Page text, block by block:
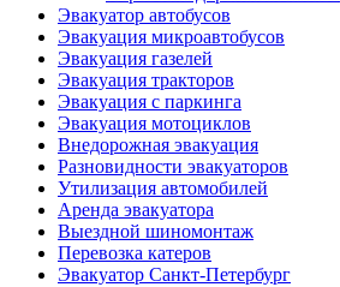
Эвакуатор автобусов
Эвакуация микроавтобусов
Эвакуация газелей
Эвакуация тракторов
Эвакуация с паркинга
Эвакуация мотоциклов
Внедорожная эвакуация
Разновидности эвакуаторов
Утилизация автомобилей
Аренда эвакуатора
Выездной шиномонтаж
Перевозка катеров
Эвакуатор Санкт-Петербург